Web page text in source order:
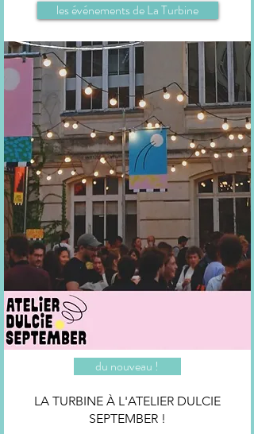
les événements de La Turbine
du nouveau !
LA TURBINE À L'ATELIER DULCIE
SEPTEMBER !